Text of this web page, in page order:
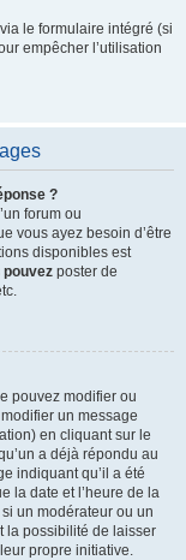
le formulaire intégré (si
empêcher l’utilisation
?
forum ou
vous ayez besoin d’être
disponibles est
pouvez poster de
pouvez modifier ou
un message
en cliquant sur le
a déjà répondu au
indiquant qu’il a été
la date et l’heure de la
un modérateur ou un
la possibilité de laisser
propre initiative.